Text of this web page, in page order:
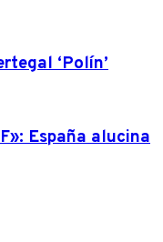
‘Polín’
España alucina